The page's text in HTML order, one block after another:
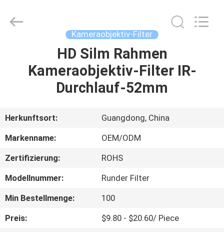
PRODUKTE
ÜBER
UNS
FABRIK-
AUSFLUG
QUALITÄTSKONTROLLE
Ltd..
Kameraobjektiv-Filter
HD Silm Rahmen
Kameraobjektiv-Filter IR-
Durchlauf-52mm
Herkunftsort:
Guangdong, China
Markenname:
OEM/ODM
Zertifizierung:
ROHS
Modellnummer:
Runder Filter
Min Bestellmenge:
100
Preis:
$9.80 - $20.60/ Piece